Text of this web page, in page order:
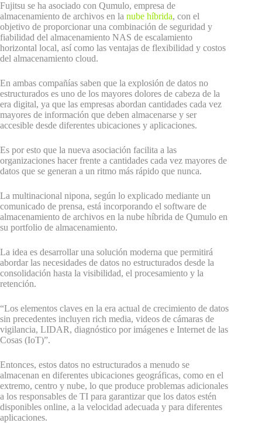
Fujitsu se ha asociado con Qumulo, empresa de
almacenamiento de archivos en la nube híbrida, con el
objetivo de proporcionar una combinación de seguridad y
fiabilidad del almacenamiento NAS de escalamiento
horizontal local, así como las ventajas de flexibilidad y costos
del almacenamiento cloud.
En ambas compañías saben que la explosión de datos no
estructurados es uno de los mayores dolores de cabeza de la
era digital, ya que las empresas abordan cantidades cada vez
mayores de información que deben almacenarse y ser
accesible desde diferentes ubicaciones y aplicaciones.
Es por esto que la nueva asociación facilita a las
organizaciones hacer frente a cantidades cada vez mayores de
datos que se generan a un ritmo más rápido que nunca.
La multinacional nipona, según lo explicado mediante un
comunicado de prensa, está incorporando el software de
almacenamiento de archivos en la nube híbrida de Qumulo en
su portfolio de almacenamiento.
La idea es desarrollar una solución moderna que permitirá
abordar las necesidades de datos no estructurados desde la
consolidación hasta la visibilidad, el procesamiento y la
retención.
“Los elementos claves en la era actual de crecimiento de datos
sin precedentes incluyen rich media, videos de cámaras de
vigilancia, LIDAR, diagnóstico por imágenes e Internet de las
Cosas (IoT)”.
Entonces, estos datos no estructurados a menudo se
almacenan en diferentes ubicaciones geográficas, como en el
extremo, centro y nube, lo que produce problemas adicionales
a los responsables de TI para garantizar que los datos estén
disponibles online, a la velocidad adecuada y para diferentes
aplicaciones.